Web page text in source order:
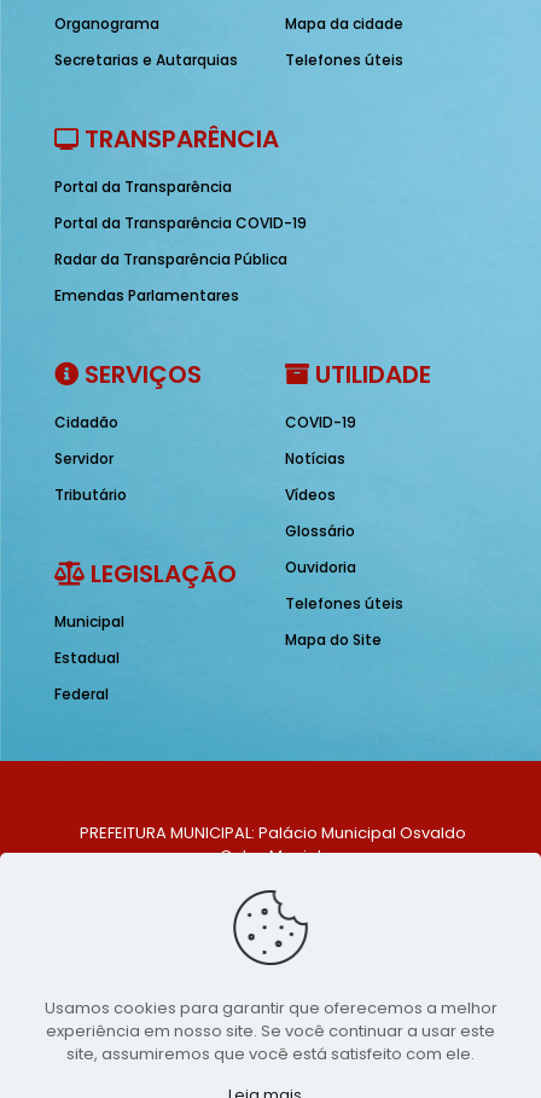
Organograma
Secretarias e Autarquias
Mapa da cidade
Telefones úteis
TRANSPARÊNCIA
Portal da Transparência
Portal da Transparência COVID-19
Radar da Transparência Pública
Emendas Parlamentares
SERVIÇOS
Cidadão
Servidor
Tributário
LEGISLAÇÃO
Municipal
Estadual
Federal
UTILIDADE
COVID-19
Notícias
Vídeos
Glossário
Ouvidoria
Telefones úteis
Mapa do Site
PREFEITURA MUNICIPAL: Palácio Municipal Osvaldo
Celso Maciel
Centro, São Bento do Una - PE. CEP: 553370-128
TELEFONE: (81) 99548-1569
E-MAIL: ouvidoria@saobentodouna.pe.gov.br
Copyright 2021-2026 - Assessoria de Comunicação da
Prefeitura de São Bento do Una - PE
Usamos cookies para garantir que oferecemos a melhor
experiência em nosso site. Se você continuar a usar este
site, assumiremos que você está satisfeito com ele.